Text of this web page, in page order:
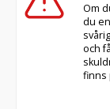
Om
du
och
finns